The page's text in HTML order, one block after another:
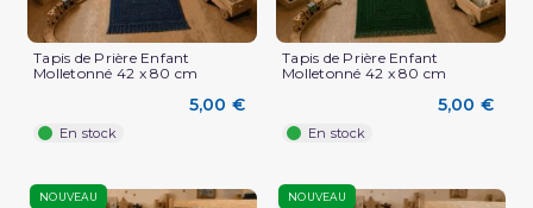
Tapis de Prière Enfant
Molletonné 42 x 80 cm
5,00 €
En stock
Tapis de Prière Enfant
Molletonné 42 x 80 cm
5,00 €
En stock
NOUVEAU NOUVEAU